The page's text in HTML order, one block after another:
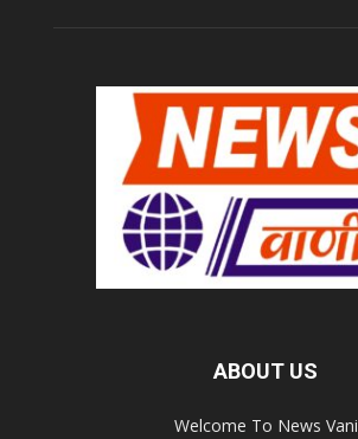
ABOUT US
Welcome To News Vani